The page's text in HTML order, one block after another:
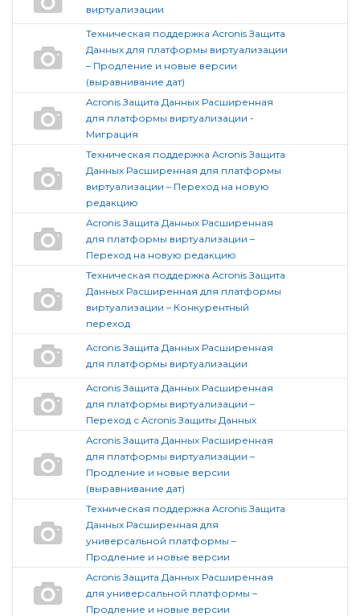
виртуализации
Техническая поддержка Acronis Защита
Данных для платформы виртуализации
– Продление и новые версии
(выравнивание дат)
Acronis Защита Данных Расширенная
для платформы виртуализации -
Миграция
Техническая поддержка Acronis Защита
Данных Расширенная для платформы
виртуализации – Переход на новую
редакцию
Acronis Защита Данных Расширенная
для платформы виртуализации –
Переход на новую редакцию
Техническая поддержка Acronis Защита
Данных Расширенная для платформы
виртуализации – Конкурентный
переход
Acronis Защита Данных Расширенная
для платформы виртуализации
Acronis Защита Данных Расширенная
для платформы виртуализации –
Переход с Acronis Защиты Данных
Acronis Защита Данных Расширенная
для платформы виртуализации –
Продление и новые версии
(выравнивание дат)
Техническая поддержка Acronis Защита
Данных Расширенная для
универсальной платформы –
Продление и новые версии
Acronis Защита Данных Расширенная
для универсальной платформы –
Продление и новые версии